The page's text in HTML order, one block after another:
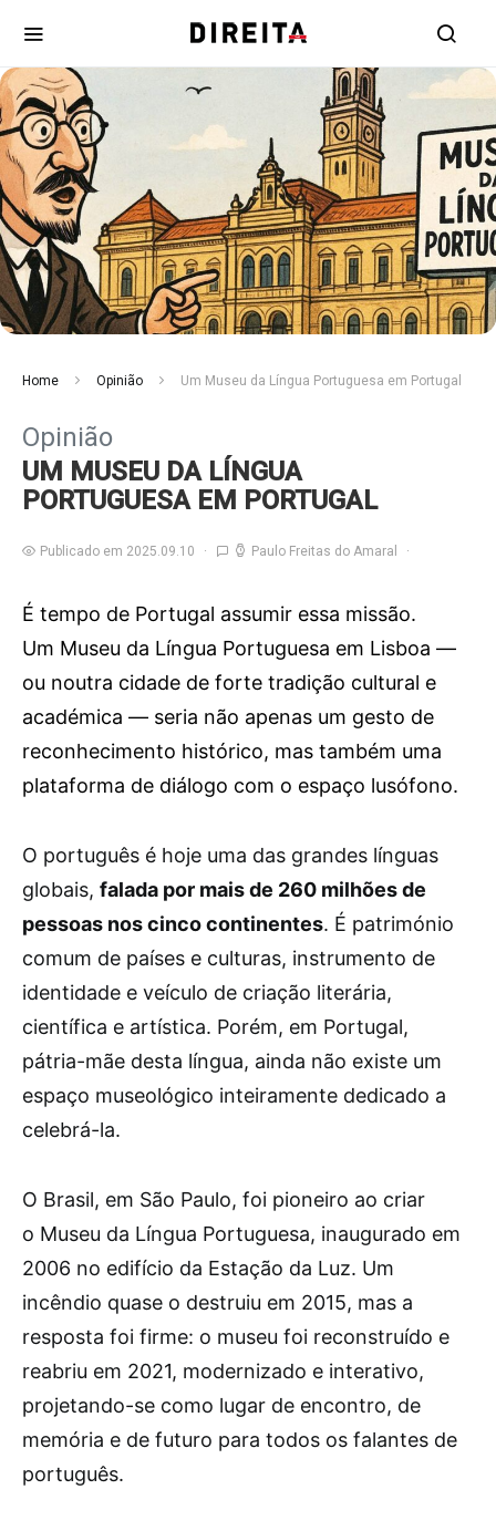
Home Opinião Um Museu da Língua Portuguesa em Portugal
Opinião
UM MUSEU DA LÍNGUA
PORTUGUESA EM PORTUGAL
Publicado em 2025.09.10 Paulo Freitas do Amaral
É tempo de Portugal assumir essa missão.
Um Museu da Língua Portuguesa em Lisboa —
ou noutra cidade de forte tradição cultural e
académica — seria não apenas um gesto de
reconhecimento histórico, mas também uma
plataforma de diálogo com o espaço lusófono.
O português é hoje uma das grandes línguas
globais, falada por mais de 260 milhões de
pessoas nos cinco continentes. É património
comum de países e culturas, instrumento de
identidade e veículo de criação literária,
científica e artística. Porém, em Portugal,
pátria-mãe desta língua, ainda não existe um
espaço museológico inteiramente dedicado a
celebrá-la.
O Brasil, em São Paulo, foi pioneiro ao criar
o Museu da Língua Portuguesa, inaugurado em
2006 no edifício da Estação da Luz. Um
incêndio quase o destruiu em 2015, mas a
resposta foi firme: o museu foi reconstruído e
reabriu em 2021, modernizado e interativo,
projetando-se como lugar de encontro, de
memória e de futuro para todos os falantes de
português.